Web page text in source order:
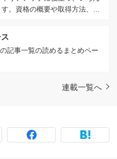
。資格の概要や取得方法、資
記事一覧の読めるまとめペー
連載一覧へ